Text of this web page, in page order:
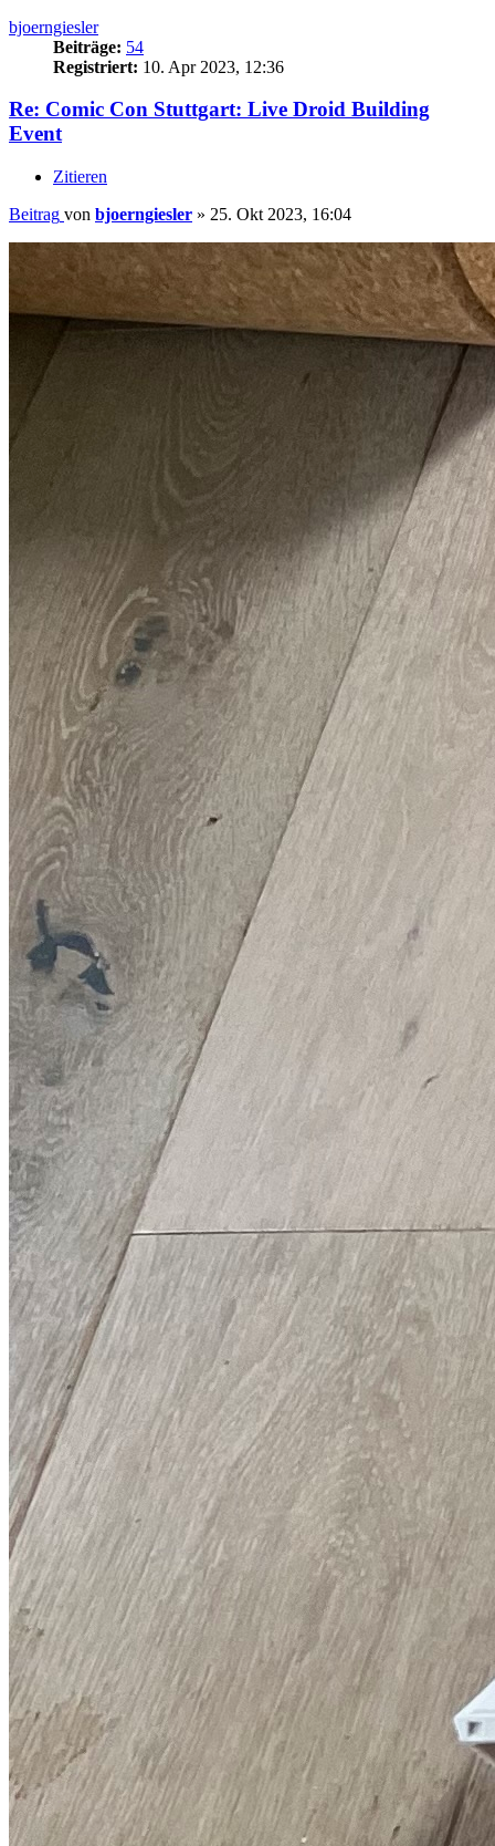
bjoerngiesler
Beiträge: 54
Registriert: 10. Apr 2023, 12:36
Re: Comic Con Stuttgart: Live Droid Building
Event
Zitieren
Beitrag von bjoerngiesler » 25. Okt 2023, 16:04